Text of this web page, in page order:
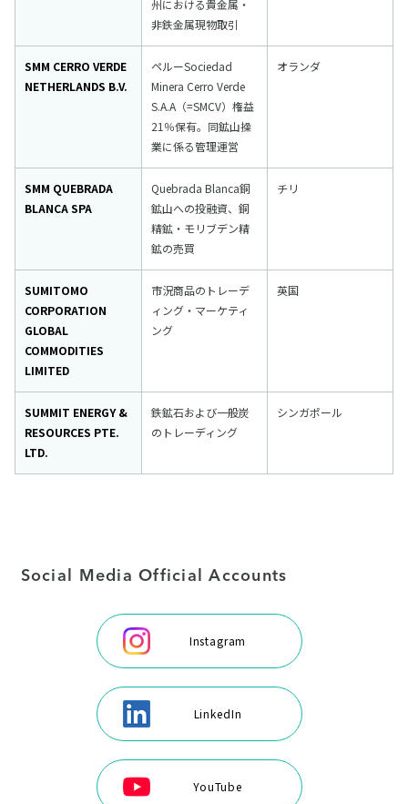
州における貴金属・
非鉄金属現物取引
SMM CERRO VERDE
NETHERLANDS B.V.
ペルーSociedad
Minera Cerro Verde
S.A.A（=SMCV）権益
21％保有。同鉱山操
業に係る管理運営
オランダ
SMM QUEBRADA
BLANCA SPA
Quebrada Blanca銅
鉱山への投融資、銅
精鉱・モリブデン精
鉱の売買
チリ
SUMITOMO
CORPORATION
GLOBAL
COMMODITIES
LIMITED
市況商品のトレーデ
ィング・マーケティ
ング
英国
SUMMIT ENERGY &
RESOURCES PTE.
LTD.
鉄鉱石および一般炭
のトレーディング
シンガポール
Social Media Official Accounts
Instagram
LinkedIn
YouTube